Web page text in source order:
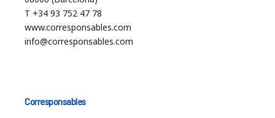
T +34 93 752 47 78
www.corresponsables.com
info@corresponsables.com
Corresponsables